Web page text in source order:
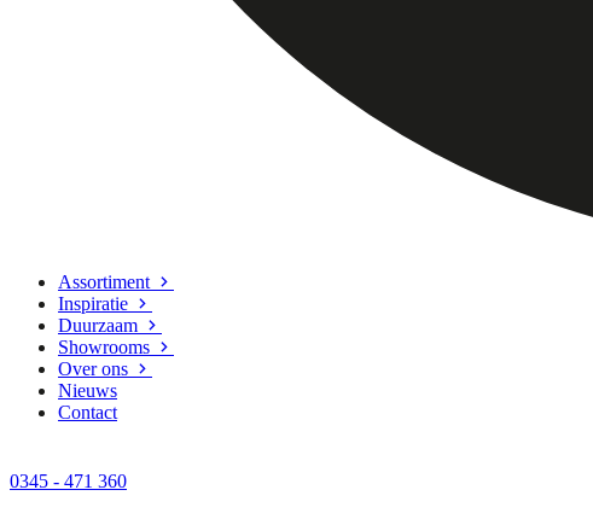
Assortiment
Inspiratie
Duurzaam
Showrooms
Over ons
Nieuws
Contact
0345 - 471 360